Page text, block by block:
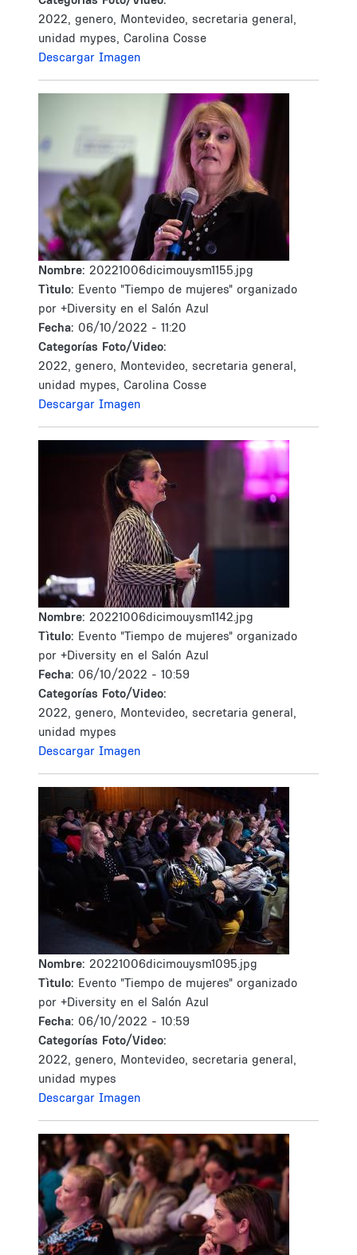
2022, genero, Montevideo, secretaria general,
unidad mypes, Carolina Cosse
Descargar Imagen
Nombre: 20221006dicimouysm1155.jpg
Tìtulo: Evento "Tiempo de mujeres" organizado
por +Diversity en el Salón Azul
Fecha: 06/10/2022 - 11:20
Categorías Foto/Video:
2022, genero, Montevideo, secretaria general,
unidad mypes, Carolina Cosse
Descargar Imagen
Nombre: 20221006dicimouysm1142.jpg
Tìtulo: Evento "Tiempo de mujeres" organizado
por +Diversity en el Salón Azul
Fecha: 06/10/2022 - 10:59
Categorías Foto/Video:
2022, genero, Montevideo, secretaria general,
unidad mypes
Descargar Imagen
Nombre: 20221006dicimouysm1095.jpg
Tìtulo: Evento "Tiempo de mujeres" organizado
por +Diversity en el Salón Azul
Fecha: 06/10/2022 - 10:59
Categorías Foto/Video:
2022, genero, Montevideo, secretaria general,
unidad mypes
Descargar Imagen